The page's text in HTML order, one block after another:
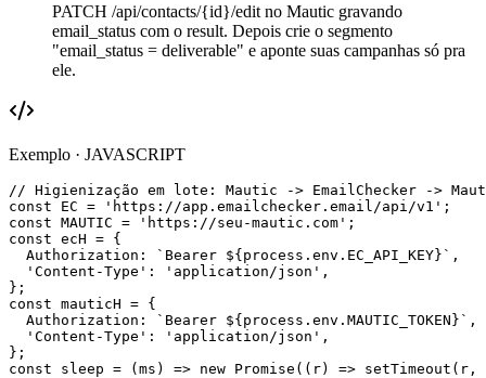
PATCH /api/contacts/{id}/edit no Mautic gravando
email_status com o result. Depois crie o segmento
"email_status = deliverable" e aponte suas campanhas só pra
ele.
Exemplo · JAVASCRIPT
// Higienização em lote: Mautic -> EmailChecker ->
const EC = 'https://app.emailchecker.email/api/v1';
const MAUTIC = 'https://seu-mautic.com';
const ecH = {
  Authorization: `Bearer ${process.env.EC_API_KEY}`,
  'Content-Type': 'application/json',
};
const mauticH = {
  Authorization: `Bearer ${process.env.MAUTIC_TOKEN}`,
  'Content-Type': 'application/json',
};
const sleep = (ms) => new Promise((r) => setTimeout(r,